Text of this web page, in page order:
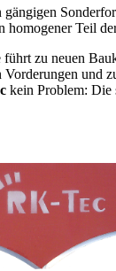
homogener Teil
zu neuen
Vorderungen und
kein Problem: Die